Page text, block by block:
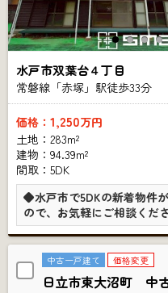
水戸市双葉台４丁目
常磐線「赤塚」駅徒歩33分
価格： 1,250万円
土地：283m²
建物：94.39m²
間取：5DK
◆水戸市で5DKの新着物件
ので、お気軽にご相談くだ
中古一戸建て 価格変更
日立市東大沼町 中